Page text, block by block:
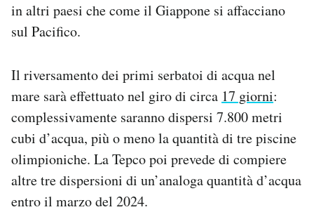
in altri paesi che come il Giappone si affacciano
sul Pacifico.
Il riversamento dei primi serbatoi di acqua nel
mare sarà effettuato nel giro di circa 17 giorni:
complessivamente saranno dispersi 7.800 metri
cubi d’acqua, più o meno la quantità di tre piscine
olimpioniche. La Tepco poi prevede di compiere
altre tre dispersioni di un’analoga quantità d’acqua
entro il marzo del 2024.